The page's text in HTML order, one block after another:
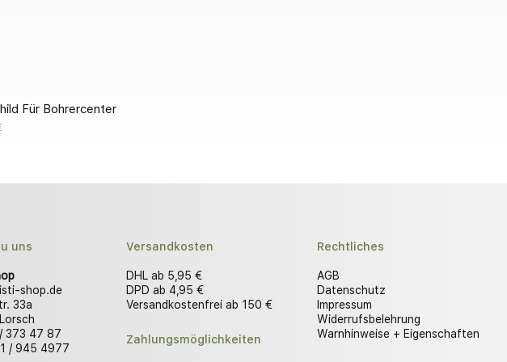
Für Bohrercenter
uns
shop.de
33a
373 47 87
/ 945 4977
Versandkosten
DHL ab 5,95 €
DPD ab 4,95 €
Versandkostenfrei ab 150 €
Zahlungsmöglichkeiten
Rechtliches
AGB
Datenschutz
Impressum
Widerrufsbelehrung
Warnhinweise + Eigenschaften